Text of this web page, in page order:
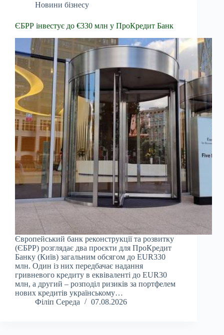
Новини бізнесу
ЄБРР інвестує до €330 млн у ПроКредит Банк
Європейський банк реконструкції та розвитку
(ЄБРР) розглядає два проєкти для ПроКредит
Банку (Київ) загальним обсягом до EUR330
млн. Один із них передбачає надання
гривневого кредиту в еквіваленті до EUR30
млн, а другий – розподіл ризиків за портфелем
нових кредитів українському…
Філіп Середа
07.08.2026